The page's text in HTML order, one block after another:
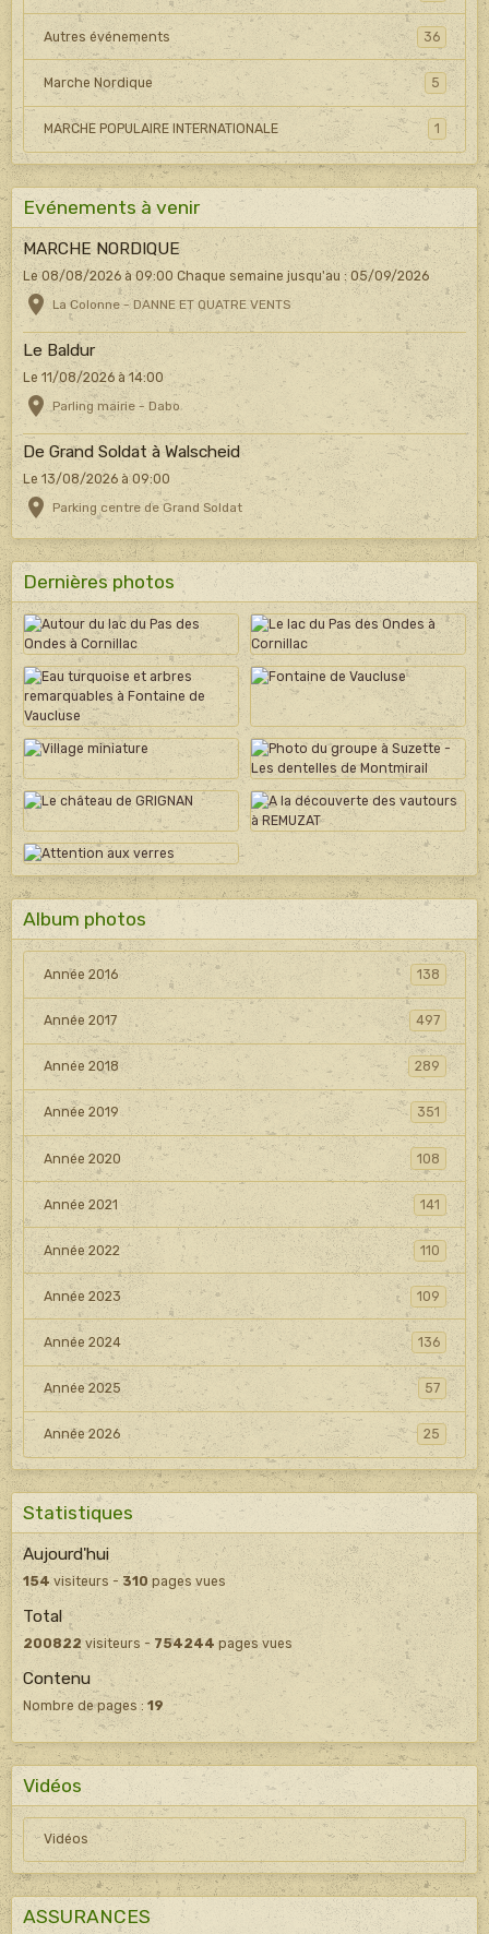
Autres événements 36
Marche Nordique 5
MARCHE POPULAIRE INTERNATIONALE 1
Evénements à venir
MARCHE NORDIQUE
Le 08/08/2026 à 09:00 Chaque semaine jusqu'au : 05/09/2026
La Colonne - DANNE ET QUATRE VENTS
Le Baldur
Le 11/08/2026 à 14:00
Parling mairie - Dabo
De Grand Soldat à Walscheid
Le 13/08/2026 à 09:00
Parking centre de Grand Soldat
Dernières photos
Album photos
Année 2016 138
Année 2017 497
Année 2018 289
Année 2019 351
Année 2020 108
Année 2021 141
Année 2022 110
Année 2023 109
Année 2024 136
Année 2025 57
Année 2026 25
Statistiques
Aujourd'hui
154visiteurs - 310 pages vues
Total
200822visiteurs - 754244 pages vues
Contenu
Nombre de pages : 19
Vidéos
Vidéos
ASSURANCES